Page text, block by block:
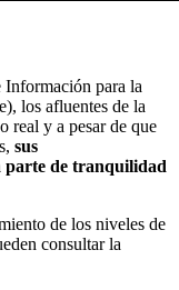
Información para la
los afluentes de la
real y a pesar de que
sus
parte de tranquilidad
de los niveles de
consultar la